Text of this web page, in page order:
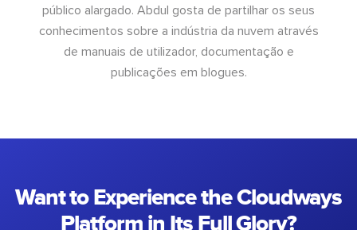
público alargado. Abdul gosta de partilhar os seus
conhecimentos sobre a indústria da nuvem através
de manuais de utilizador, documentação e
publicações em blogues.
Want to Experience the Cloudways
Platform in Its Full Glory?